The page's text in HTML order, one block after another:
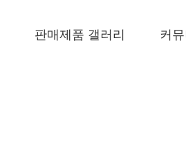
판매제품 갤러리 커